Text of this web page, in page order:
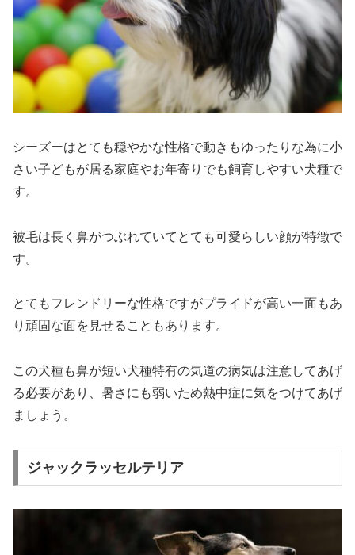
シーズーはとても穏やかな性格で動きもゆったりな為に小
さい子どもが居る家庭やお年寄りでも飼育しやすい犬種で
す。
被毛は長く鼻がつぶれていてとても可愛らしい顔が特徴で
す。
とてもフレンドリーな性格ですがプライドが高い一面もあ
り頑固な面を見せることもあります。
この犬種も鼻が短い犬種特有の気道の病気は注意してあげ
る必要があり、暑さにも弱いため熱中症に気をつけてあげ
ましょう。
ジャックラッセルテリア